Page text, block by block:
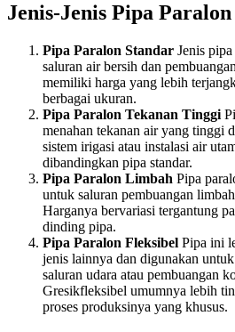
Jenis-Jenis Pipa Paralon
Pipa Paralon Standar Jenis
saluran air bersih dan
memiliki harga yang lebih
berbagai ukuran.
Pipa Paralon Tekanan Tinggi
menahan tekanan air yang tinggi
sistem irigasi atau instalasi air
dibandingkan pipa standar.
Pipa Paralon Limbah Pipa
untuk saluran pembuangan
Harganya bervariasi tergantung
dinding pipa.
Pipa Paralon Fleksibel Pipa ini
jenis lainnya dan digunakan
saluran udara atau pembuangan
Gresikfleksibel umumnya lebih
proses produksinya yang khusus.